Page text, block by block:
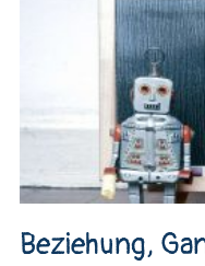
Beziehung,